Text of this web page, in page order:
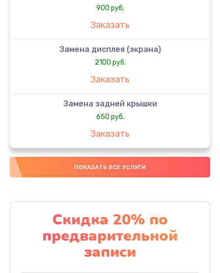
900 руб.
Заказать
Замена дисплея (экрана)
2100 руб.
Заказать
Замена задней крышки
650 руб.
Заказать
Замена аккумулятора
4000 руб.
Замена материнской платы
1100 руб.
Заказать
ПОКАЗАТЬ ВСЕ УСЛУГИ
Скидка 20% по
предварительной
записи